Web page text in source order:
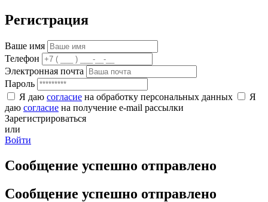
Регистрация
Ваше имя
Телефон
Электронная почта
Пароль
Я даю согласие на обработку персональных данных
Я
даю согласие на получение e-mail рассылки
Зарегистрироваться
или
Войти
Сообщение успешно отправлено
Сообщение успешно отправлено